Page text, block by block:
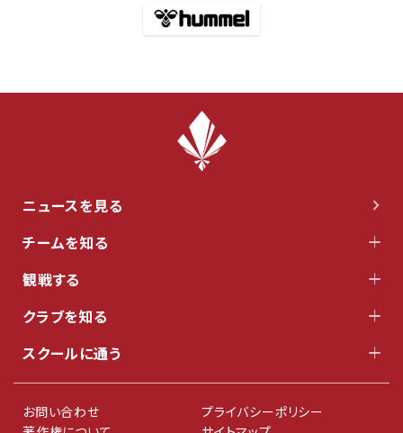
ニュースを見る
チームを知る
観戦する
クラブを知る
スクールに通う
お問い合わせ
プライバシーポリシー